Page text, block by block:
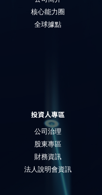
核心能力圈
全球據點
投資人專區
公司治理
股東專區
財務資訊
法人說明會資訊